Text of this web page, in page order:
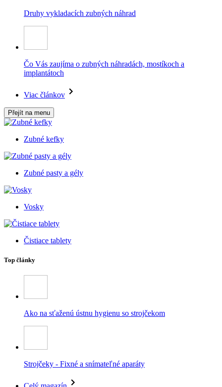
Druhy vykladacích zubných náhrad
Čo Vás zaujíma o zubných náhradách, mostíkoch a
implantátoch
Viac článkov
Přejít na menu
Zubné kefky
Zubné pasty a gély
Vosky
Čistiace tablety
Top články
Ako na sťaženú ústnu hygienu so strojčekom
Strojčeky - Fixné a snímateľné aparáty